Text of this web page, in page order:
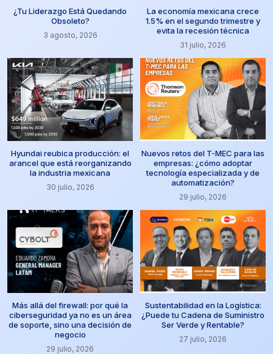
¿Tu Liderazgo Está Quedando
Obsoleto?
3 agosto, 2026
La economía mexicana crece
1.5% en el segundo trimestre y
evita la recesión técnica
31 julio, 2026
Hyundai reubica producción: el
arancel que está reorganizando
la industria mexicana
30 julio, 2026
Nuevos retos del T-MEC para las
empresas: ¿cómo adoptar
tecnología especializada y de
automatización?
29 julio, 2026
Más allá del firewall: por qué la
ciberseguridad ya no es un área
de soporte, sino una decisión de
negocio
29 julio, 2026
Sustentabilidad en la Logística:
¿Puede tu Cadena de Suministro
Ser Verde y Rentable?
27 julio, 2026